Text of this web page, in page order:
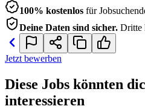
100% kostenlos für
Deine Daten sind sicher. Dritte
Jetzt bewerben
Diese Jobs könnten
interessieren